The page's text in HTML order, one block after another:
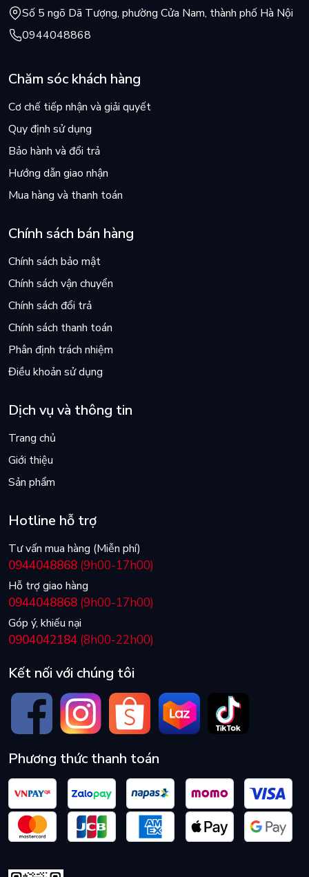
Số 5 ngõ Dã Tượng, phường Cửa Nam, thành phố Hà Nội
0944048868
Chăm sóc khách hàng
Cơ chế tiếp nhận và giải quyết
Quy định sử dụng
Bảo hành và đổi trả
Hướng dẫn giao nhận
Mua hàng và thanh toán
Chính sách bán hàng
Chính sách bảo mật
Chính sách vận chuyển
Chính sách đổi trả
Chính sách thanh toán
Phân định trách nhiệm
Điều khoản sử dụng
Dịch vụ và thông tin
Trang chủ
Giới thiệu
Sản phẩm
Hotline hỗ trợ
Tư vấn mua hàng (Miễn phí)
0944048868 (9h00-17h00)
Hỗ trợ giao hàng
0944048868 (9h00-17h00)
Góp ý, khiếu nại
0904042184 (8h00-22h00)
Kết nối với chúng tôi
Phương thức thanh toán